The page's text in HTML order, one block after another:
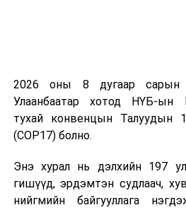
2026 оны 8 дугаар сарын
Улаанбаатар хотод НҮБ-ын
тухай конвенцын Талуудын
(COP17) болно.
Энэ хурал нь дэлхийн 197
гишүүд, эрдэмтэн судлаач,
нийгмийн байгууллага